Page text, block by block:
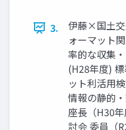
3.
伊藤×国土交
ォーマット
率的な収集
(H28年度)
ット利活用
情報の静的
座長（H30
討会 委員（